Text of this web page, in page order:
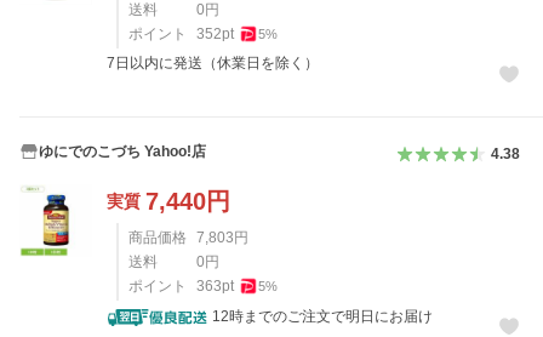
送料
0 円
ポイント
352pt 5%
7日以内に発送（休業日を除く）
ゆにでのこづち Yahoo!店 4.38
実質 7,440円
商品価格 7,803 円
送料
0 円
ポイント
363pt 5%
12時までのご注文で明日にお届け